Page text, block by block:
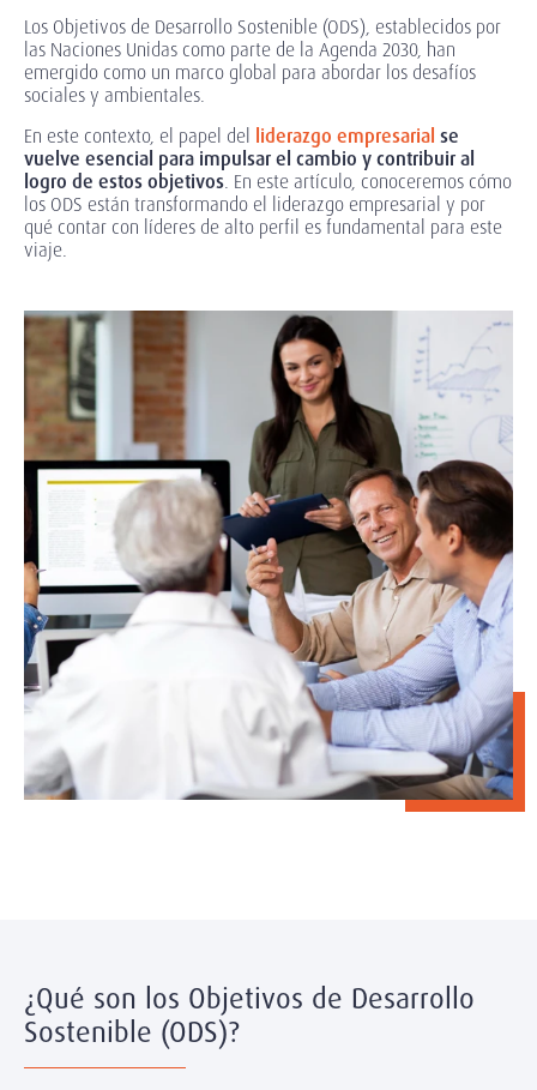
Los Objetivos de Desarrollo Sostenible (ODS), establecidos por
las Naciones Unidas como parte de la Agenda 2030, han
emergido como un marco global para abordar los desafíos
sociales y ambientales.
En este contexto, el papel del liderazgo empresarial se
vuelve esencial para impulsar el cambio y contribuir al
logro de estos objetivos. En este artículo, conoceremos cómo
los ODS están transformando el liderazgo empresarial y por
qué contar con líderes de alto perfil es fundamental para este
viaje.
¿Qué son los Objetivos de Desarrollo
Sostenible (ODS)?